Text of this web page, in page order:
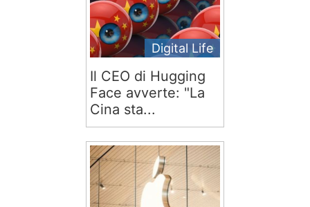
Digital Life
Il CEO di Hugging
Face avverte: "La
Cina sta...